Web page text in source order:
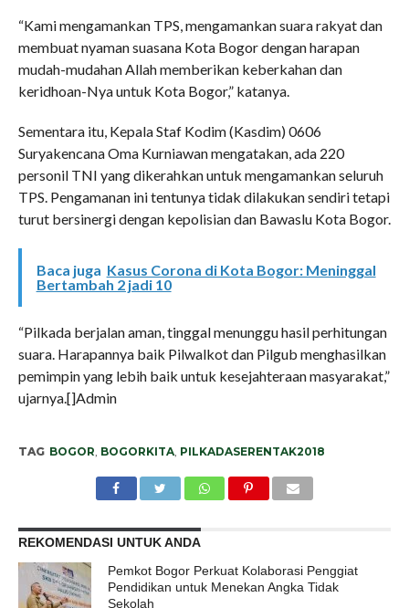
“Kami mengamankan TPS, mengamankan suara rakyat dan
membuat nyaman suasana Kota Bogor dengan harapan
mudah-mudahan Allah memberikan keberkahan dan
keridhoan-Nya untuk Kota Bogor,” katanya.
Sementara itu, Kepala Staf Kodim (Kasdim) 0606
Suryakencana Oma Kurniawan mengatakan, ada 220
personil TNI yang dikerahkan untuk mengamankan seluruh
TPS. Pengamanan ini tentunya tidak dilakukan sendiri tetapi
turut bersinergi dengan kepolisian dan Bawaslu Kota Bogor.
Baca juga Kasus Corona di Kota Bogor: Meninggal
Bertambah 2 jadi 10
“Pilkada berjalan aman, tinggal menunggu hasil perhitungan
suara. Harapannya baik Pilwalkot dan Pilgub menghasilkan
pemimpin yang lebih baik untuk kesejahteraan masyarakat,”
ujarnya.[]Admin
TAG BOGOR BOGORKITA, PILKADASERENTAK2018
REKOMENDASI UNTUK ANDA
Pemkot Bogor Perkuat Kolaborasi Penggiat
Pendidikan untuk Menekan Angka Tidak
Sekolah